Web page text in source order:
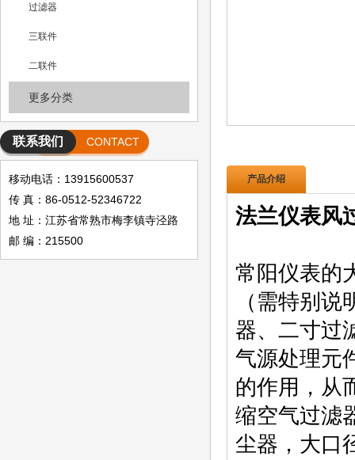
过滤器
三联件
二联件
更多分类
联系我们 CONTACT
移动电话：13915600537
传 真：86-0512-52346722
地 址：江苏省常熟市梅李镇寺泾路
邮 编：215500
产品介绍
法兰仪表风
常阳仪表的
（需特别说
器、二寸过
气源处理元
的作用，从
缩空气过滤
尘器，大口